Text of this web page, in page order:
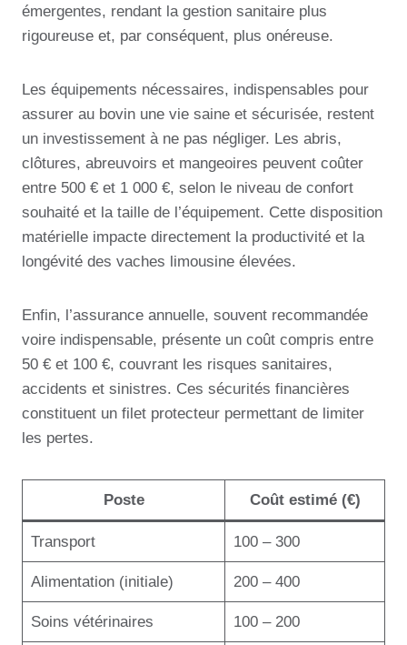
émergentes, rendant la gestion sanitaire plus
rigoureuse et, par conséquent, plus onéreuse.
Les équipements nécessaires, indispensables pour
assurer au bovin une vie saine et sécurisée, restent
un investissement à ne pas négliger. Les abris,
clôtures, abreuvoirs et mangeoires peuvent coûter
entre 500 € et 1 000 €, selon le niveau de confort
souhaité et la taille de l’équipement. Cette disposition
matérielle impacte directement la productivité et la
longévité des vaches limousine élevées.
Enfin, l’assurance annuelle, souvent recommandée
voire indispensable, présente un coût compris entre
50 € et 100 €, couvrant les risques sanitaires,
accidents et sinistres. Ces sécurités financières
constituent un filet protecteur permettant de limiter
les pertes.
Poste Coût estimé (€)
Transport 100 – 300
Alimentation (initiale) 200 – 400
Soins vétérinaires 100 – 200